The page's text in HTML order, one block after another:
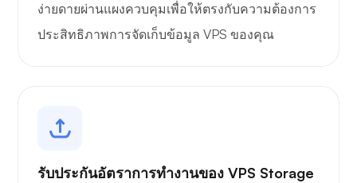
ง่ายดายผ่านแผงควบคุมเพื่อให้ตรงกับความต้องการ
ประสิทธิภาพการจัดเก็บข้อมูล VPS ของคุณ
รับประกันอัตราการทำงานของ VPS Storage